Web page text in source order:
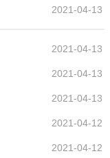
2021-04-13
2021-04-13
2021-04-13
2021-04-13
2021-04-12
2021-04-12